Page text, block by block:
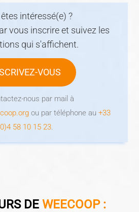
intéressé(e) ?
vous inscrire et suivez les
qui s'affichent.
VOUS
nous par mail à
ou par téléphone au +33
58 10 15 23
DE WEECOOP: